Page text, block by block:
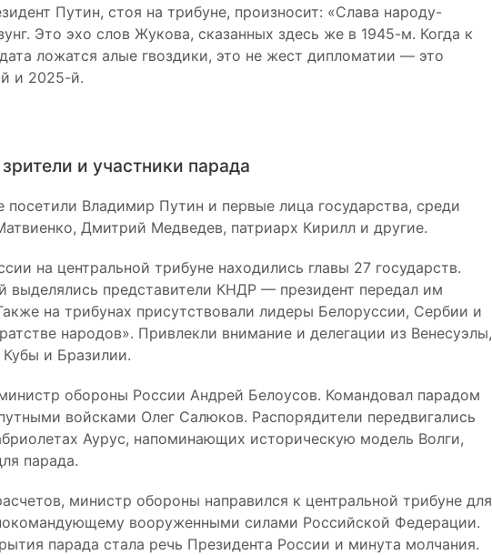
Путин, стоя на трибуне, произносит: «Слава народу-
Это эхо слов Жукова, сказанных здесь же в 1945-м. Когда к
ложатся алые гвоздики, это не жест дипломатии — это
и 2025-й.
и участники парада
Владимир Путин и первые лица государства, среди
Дмитрий Медведев, патриарх Кирилл и другие.
на центральной трибуне находились главы 27 государств.
выделялись представители КНДР — президент передал им
на трибунах присутствовали лидеры Белоруссии, Сербии и
народов». Привлекли внимание и делегации из Венесуэлы,
и Бразилии.
обороны России Андрей Белоусов. Командовал парадом
войсками Олег Салюков. Распорядители передвигались
Аурус, напоминающих историческую модель Волги,
парада.
министр обороны направился к центральной трибуне для
вооруженными силами Российской Федерации.
парада стала речь Президента России и минута молчания.